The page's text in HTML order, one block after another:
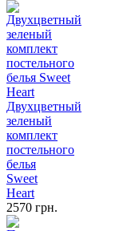
Двухцветный
зеленый
комплект
постельного
белья
Sweet
Heart
2570 грн.